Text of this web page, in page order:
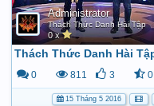
Administrator
Thách Thức Danh Hài Tập
0 x
0 811 3 0
15 Tháng 5 2016